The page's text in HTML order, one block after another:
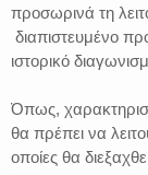
προσωρινά τη
διαπιστευμένο
ιστορικό
Όπως,
θα πρέπει να
οποίες θα